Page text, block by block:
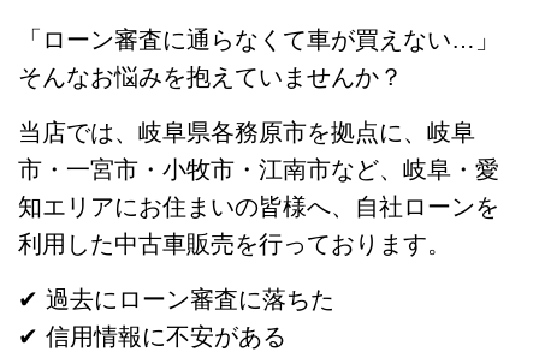
「ローン審査に通らなくて車が買えない…」
そんなお悩みを抱えていませんか？
当店では、岐阜県各務原市を拠点に、岐阜
市・一宮市・小牧市・江南市など、岐阜・愛
知エリアにお住まいの皆様へ、自社ローンを
利用した中古車販売を行っております。
✔ 過去にローン審査に落ちた
✔ 信用情報に不安がある